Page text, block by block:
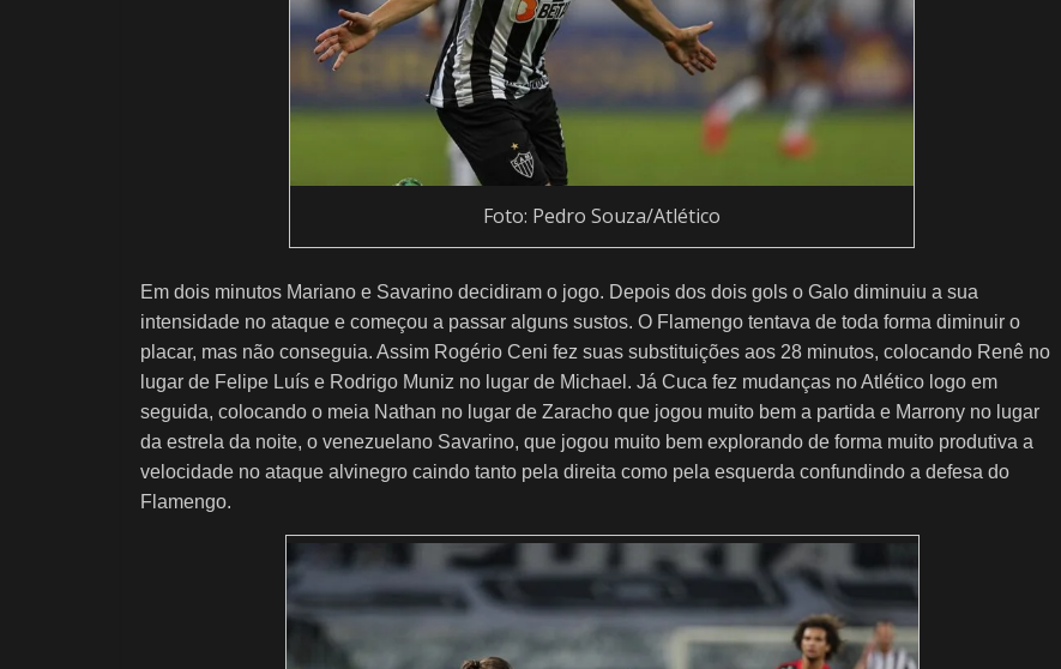
Foto: Pedro Souza/Atlético
Em dois minutos Mariano e Savarino decidiram o jogo. Depois dos dois gols o Galo diminuiu a sua
intensidade no ataque e começou a passar alguns sustos. O Flamengo tentava de toda forma diminuir o
placar, mas não conseguia. Assim Rogério Ceni fez suas substituições aos 28 minutos, colocando Renê no
lugar de Felipe Luís e Rodrigo Muniz no lugar de Michael. Já Cuca fez mudanças no Atlético logo em
seguida, colocando o meia Nathan no lugar de Zaracho que jogou muito bem a partida e Marrony no lugar
da estrela da noite, o venezuelano Savarino, que jogou muito bem explorando de forma muito produtiva a
velocidade no ataque alvinegro caindo tanto pela direita como pela esquerda confundindo a defesa do
Flamengo.